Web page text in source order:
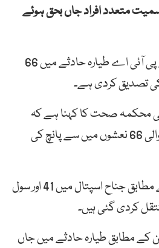
متعدد افراد جاں بحق ہوئے
محکمہ صحت سندھ نے پی آئی اے طیارہ حادثے میں 66
تصدیق کردی ہے۔
محکمہ صحت کا کہنا ہے کہ
اسپتالوں میں لائی جانے والی 66 نعشوں میں سے پانچ کی
محکمہ صحت سندھ کے مطابق جناح اسپتال میں 41 اور سول
کے مطابق طیارہ حادثے میں جاں